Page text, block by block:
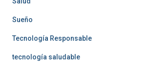
Sueño
Tecnología Responsable
tecnología saludable